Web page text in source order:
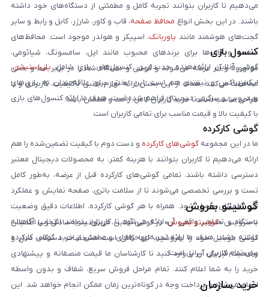
می‌دهیم تا کاربران بتوانند تجربه کامل و مطمئنی از دستگاه‌های خود داشته
باشند. در این بخش انواع محافظ صفحه، قاب و کاور، شارژر، کابل و رابط و سایر
گجت‌های هوشمند مانند پاوربانک، اسپیکر و هولدر موجود است. محافظ‌های
صفحه و قاب‌ها برای برندهای محبوب مانند اپل، سامسونگ، شیائومی،
موتورولا و آنر عرضه می‌شوند و گوشی و دستگاه شما را در برابر خط و خش
محافظت می‌کنند. هدف از این بخش ارائه لوازم جانبی باکیفیت، کاربردی و با
طراحی مناسب است تا خرید کاربران کامل، راحت و مطمئن باشد.
کنسول بازی
گوشی آنلاین ارائه‌دهنده جدیدترین کنسول‌های بازی شامل پلی‌استیشن،
ایکس‌باکس و نینتندو هم است. این بخش برای علاقه‌مندان به بازی‌های
ویدیویی و سرگرمی دیجیتال فراهم شده است. هدف ما ارائه کنسول‌های بازی
با کیفیت بالا و قیمت مناسب برای تمامی کاربران است.
گوشی کارکرده
ما در این مجموعه گوشی‌های کارکرده و دست دوم با کیفیت تضمین‌شده را هم
ارائه می‌دهیم تا کاربران بتوانند با هزینه کمتر، به محصولات دیجیتال معتبر
دسترسی داشته باشند. تمامی گوشی‌های کارکرده قبل از عرضه، به‌طور کامل
تست و بررسی تخصصی می‌شوند تا از سلامت باتری، صفحه نمایش و عملکرد
فنی اطمینان حاصل شود. همراه با هر گوشی کارکرده، اطلاعات دقیق وضعیت
دستگاه و تصاویر واقعی آن ارائه می‌شود تا کاربران بتوانند انتخابی آگاهانه
داشته باشند. هدف ما ارائه تجربه‌ای حرفه‌ای و مطمئن از خرید گوشی کارکرده
برای تمام کاربران ایرانی است.
گوشیتو بفروش
با سرویس «گوشیتو بفروش» در گوشی آنلاین، می‌توانید به‌سادگی و با اطمینان
گوشی موبایل خود را بفروشید. تنها کافی است مشخصات دستگاه، مدل و
وضعیت فیزیکی آن را وارد کنید تا کارشناسان ما قیمت منصفانه و پیشنهادی
خرید را به شما اعلام کنند. تمام مراحل فروش سریع، شفاف و بدون واسطه
انجام می‌شود و پرداخت وجه در کوتاه‌ترین زمان ممکن انجام خواهد شد. این
خرید سازمان